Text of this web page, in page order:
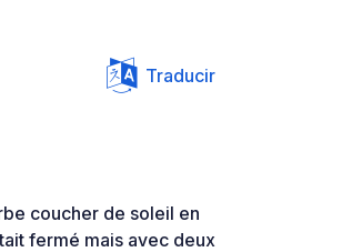
Traducir
coucher de soleil en
fermé mais avec deux